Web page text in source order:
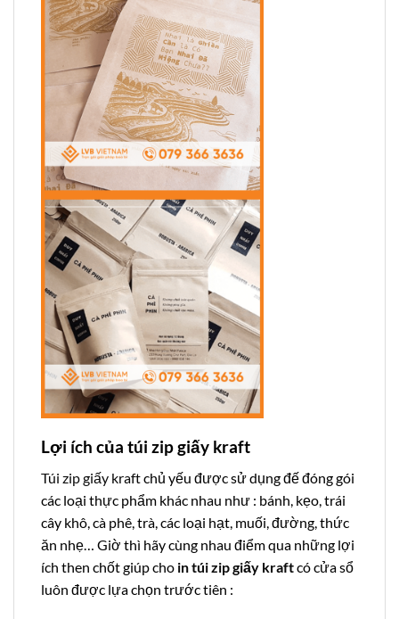
Lợi ích của túi zip giấy kraft
Túi zip giấy kraftchủ yếu được sử dụng đế đóng gói
các loại thực phẩm khác nhau như : bánh, kẹo, trái
cây khô, cà phê, trà, các loại hạt, muối, đường, thức
ăn nhẹ… Giờ thì hãy cùng nhau điểm qua những lợi
ích then chốt giúp cho in túi zip giấy kraftcó cửa sổ
luôn được lựa chọn trước tiên :